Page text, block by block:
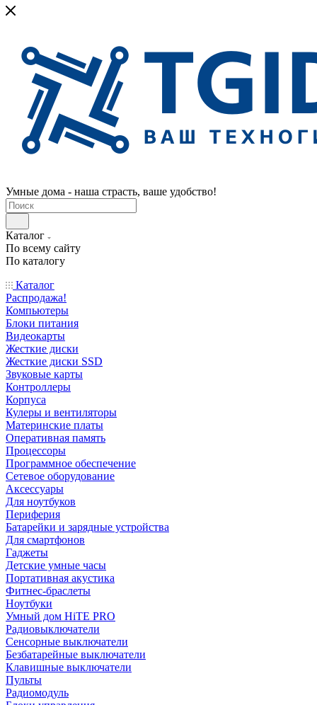
Умные дома - наша страсть, ваше удобство!
Каталог
По всему сайту
По каталогу
Каталог
Распродажа!
Компьютеры
Блоки питания
Видеокарты
Жесткие диски
Жесткие диски SSD
Звуковые карты
Контроллеры
Корпуса
Кулеры и вентиляторы
Материнские платы
Оперативная память
Процессоры
Программное обеспечение
Сетевое оборудование
Аксессуары
Для ноутбуков
Периферия
Батарейки и зарядные устройства
Для смартфонов
Гаджеты
Детские умные часы
Портативная акустика
Фитнес-браслеты
Ноутбуки
Умный дом HiTE PRO
Радиовыключатели
Сенсорные выключатели
Безбатарейные выключатели
Клавишные выключатели
Пульты
Радиомодуль